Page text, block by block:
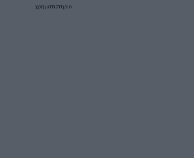
χρηματιστηριο